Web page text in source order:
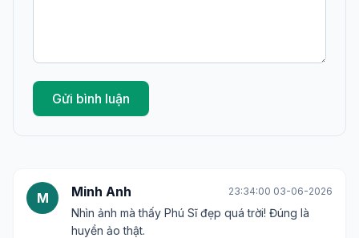
Gửi bình luận
M Minh Anh 23:34:00 03-06-2026
Nhìn ảnh mà thấy Phú Sĩ đẹp quá trời! Đúng là
huyền ảo thật.